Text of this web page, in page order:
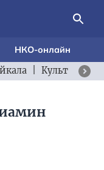
НКО-онлайн
Культурный